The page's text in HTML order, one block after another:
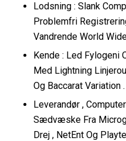
Lodsning : Slank
Problemfri
Vandrende World
Kende : Led Fylogeni
Med Lightning
Og Baccarat Variation .
Leverandør ,
Sædvæske Fra
Drej , NetEnt Og